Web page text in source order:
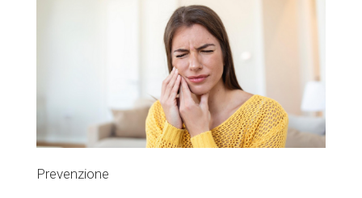
Prevenzione